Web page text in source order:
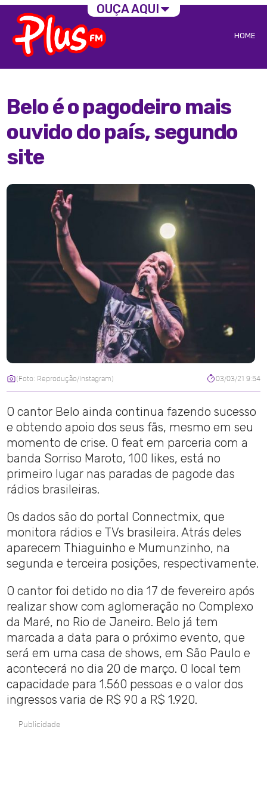
HOME
Belo é o pagodeiro mais
ouvido do país, segundo
site
(Foto: Reprodução/Instagram) 03/03/21 9:54
O cantor Belo ainda continua fazendo sucesso
e obtendo apoio dos seus fãs, mesmo em seu
momento de crise. O feat em parceria com a
banda Sorriso Maroto, 100 likes, está no
primeiro lugar nas paradas de pagode das
rádios brasileiras.
Os dados são do portal Connectmix, que
monitora rádios e TVs brasileira. Atrás deles
aparecem Thiaguinho e Mumunzinho, na
segunda e terceira posições, respectivamente.
O cantor foi detido no dia 17 de fevereiro após
realizar show com aglomeração no Complexo
da Maré, no Rio de Janeiro. Belo já tem
marcada a data para o próximo evento, que
será em uma casa de shows, em São Paulo e
acontecerá no dia 20 de março. O local tem
capacidade para 1.560 pessoas e o valor dos
ingressos varia de R$ 90 a R$ 1.920.
Publicidade
OUÇA AQUI